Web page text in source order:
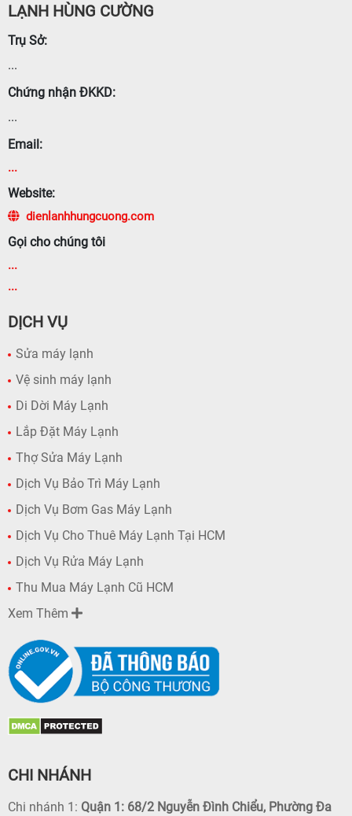
LẠNH HÙNG CƯỜNG
Trụ Sở:
...
Chứng nhận ĐKKD:
...
Email:
...
Website:
dienlanhhungcuong.com
Gọi cho chúng tôi
...
...
DỊCH VỤ
Sửa máy lạnh
Vệ sinh máy lạnh
Di Dời Máy Lạnh
Lắp Đặt Máy Lạnh
Thợ Sửa Máy Lạnh
Dịch Vụ Bảo Trì Máy Lạnh
Dịch Vụ Bơm Gas Máy Lạnh
Dịch Vụ Cho Thuê Máy Lạnh Tại HCM
Dịch Vụ Rửa Máy Lạnh
Thu Mua Máy Lạnh Cũ HCM
Xem Thêm
CHI NHÁNH
Chi nhánh 1: Quận 1: 68/2 Nguyễn Đình Chiểu, Phường Đa